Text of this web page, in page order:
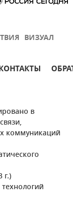
ВИЗУАЛ
в
коммуникаций
г.)